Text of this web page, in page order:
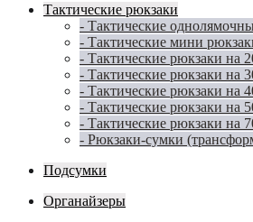
Тактические рюкзаки
- Тактические
- Тактические мини
- Тактические рюкзаки на
- Тактические рюкзаки на
- Тактические рюкзаки на
- Тактические рюкзаки на
- Тактические рюкзаки на
- Рюкзаки-сумки
Подсумки
Органайзеры